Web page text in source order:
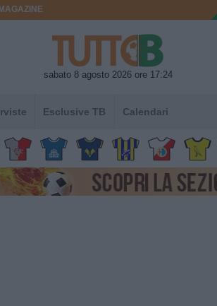
sabato 8 agosto 2026 ore 17:24
Esclusive TB Calendari